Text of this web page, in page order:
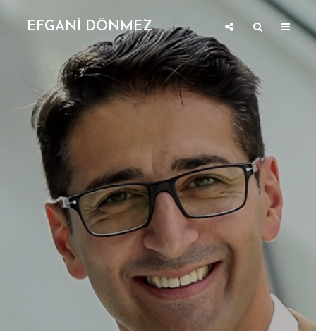
EFGANİ DÖNMEZ